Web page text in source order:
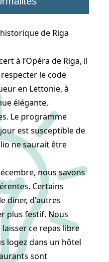
de Riga
à l’Opéra de Riga, il
le code
en Lettonie, à
élégante,
Le programme
est susceptible de
ne saurait être
nous savons
Certains
diner, d'autres
plus festif. Nous
ce repas libre
logez dans un hôtel
sont